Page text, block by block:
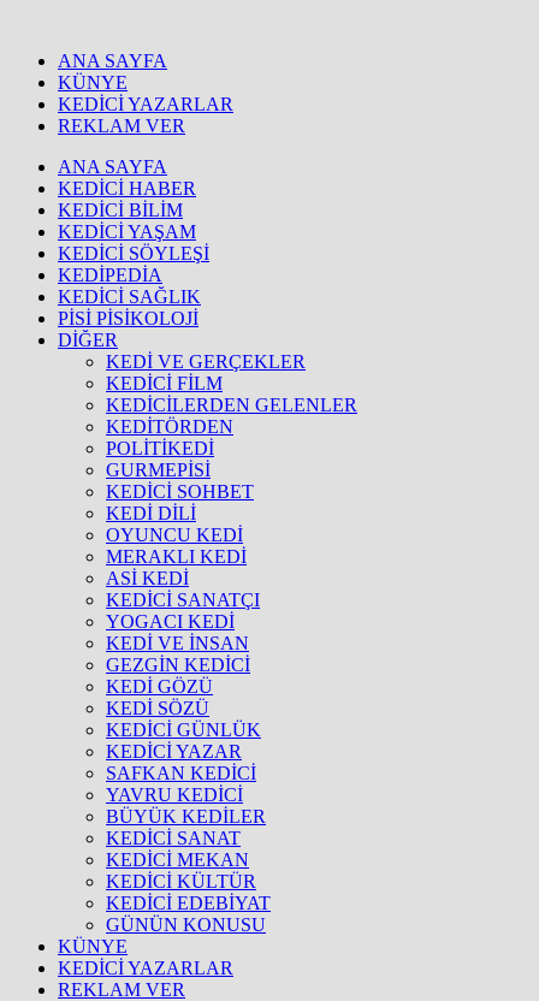
ANA SAYFA
KÜNYE
KEDİCİ YAZARLAR
REKLAM VER
ANA SAYFA
KEDİCİ HABER
KEDİCİ BİLİM
KEDİCİ YAŞAM
KEDİCİ SÖYLEŞİ
KEDİPEDİA
KEDİCİ SAĞLIK
PİSİ PİSİKOLOJİ
DİĞER
KEDİ VE GERÇEKLER
KEDİCİ FİLM
KEDİCİLERDEN GELENLER
KEDİTÖRDEN
POLİTİKEDİ
GURMEPİSİ
KEDİCİ SOHBET
KEDİ DİLİ
OYUNCU KEDİ
MERAKLI KEDİ
ASİ KEDİ
KEDİCİ SANATÇI
YOGACI KEDİ
KEDİ VE İNSAN
GEZGİN KEDİCİ
KEDİ GÖZÜ
KEDİ SÖZÜ
KEDİCİ GÜNLÜK
KEDİCİ YAZAR
SAFKAN KEDİCİ
YAVRU KEDİCİ
BÜYÜK KEDİLER
KEDİCİ SANAT
KEDİCİ MEKAN
KEDİCİ KÜLTÜR
KEDİCİ EDEBİYAT
GÜNÜN KONUSU
KÜNYE
KEDİCİ YAZARLAR
REKLAM VER